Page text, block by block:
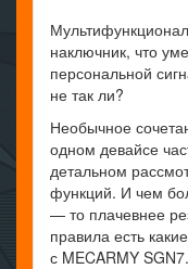
наключник, что
персональной
не так ли?
Необычное
одном девайсе
детальном
функций. И чем
— то плачевнее
правила есть
с MECARMY SGN7.